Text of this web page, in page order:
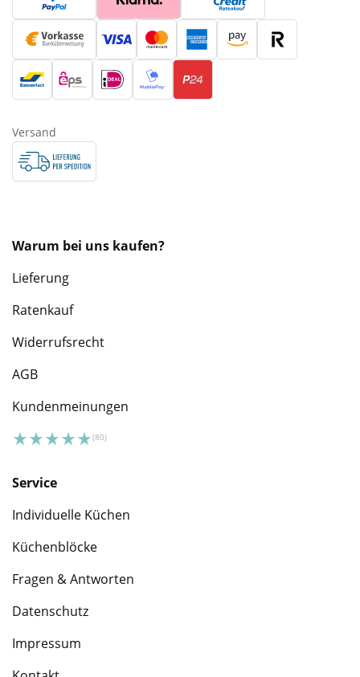
Versand
Warum bei uns kaufen?
Lieferung
Ratenkauf
Widerrufsrecht
AGB
Kundenmeinungen
Service
Individuelle Küchen
Küchenblöcke
Fragen & Antworten
Datenschutz
Impressum